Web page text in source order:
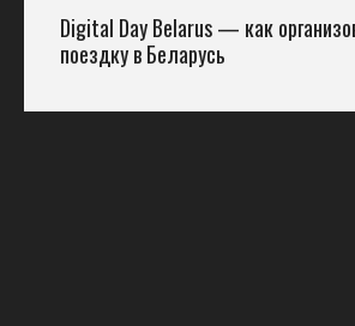
Digital Day Belarus — как
поездку в Беларусь